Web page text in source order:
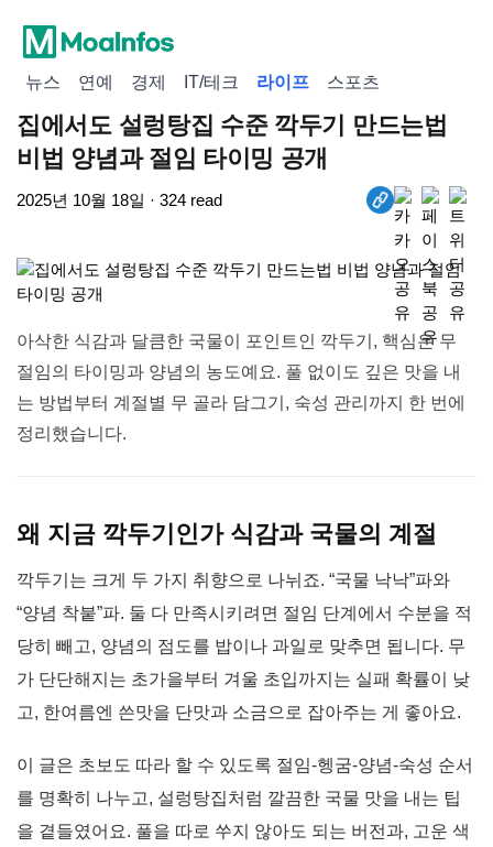
뉴스 연예 경제 IT/테크 라이프 스포츠
집에서도 설렁탕집 수준 깍두기 만드는법
비법 양념과 절임 타이밍 공개
2025년 10월 18일 · 324 read
아삭한 식감과 달큼한 국물이 포인트인 깍두기, 핵심은 무
절임의 타이밍과 양념의 농도예요. 풀 없이도 깊은 맛을 내
는 방법부터 계절별 무 골라 담그기, 숙성 관리까지 한 번에
정리했습니다.
왜 지금 깍두기인가 식감과 국물의 계절
깍두기는 크게 두 가지 취향으로 나뉘죠. “국물 낙낙”파와
“양념 착붙”파. 둘 다 만족시키려면 절임 단계에서 수분을 적
당히 빼고, 양념의 점도를 밥이나 과일로 맞추면 됩니다. 무
가 단단해지는 초가을부터 겨울 초입까지는 실패 확률이 낮
고, 한여름엔 쓴맛을 단맛과 소금으로 잡아주는 게 좋아요.
이 글은 초보도 따라 할 수 있도록 절임-헹굼-양념-숙성 순서
를 명확히 나누고, 설렁탕집처럼 깔끔한 국물 맛을 내는 팁
을 곁들였어요. 풀을 따로 쑤지 않아도 되는 버전과, 고운 색